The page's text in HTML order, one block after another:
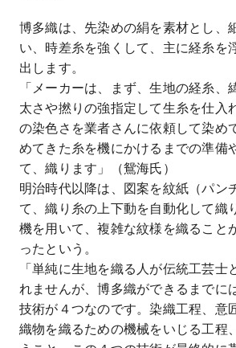
博多織は、先染めの絹を素材とし、
い、時差糸を強くして、主に経糸を
出します。
「メーカーは、まず、生地の経糸、
太さや撚りの強指定して生糸を仕入
の染色さを業者さんに依頼して染め
めてきた糸を機にかけるまでの準備
て、織ります」（鴛海氏）
明治時代以降は、図案を紋紙（パン
て、織り糸の上下動を自動化して織
機を用いて、複雑な紋様を織ること
ったという。
「単純に生地を織る人が伝統工芸士
れませんが、博多織ができるまでに
技術が４つなのです。染織工程、意
織物を織るための機械をいじる工程